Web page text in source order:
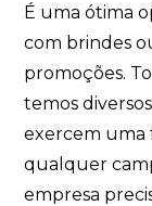
É uma ótima
com brindes
promoções.
temos diversos
exercem uma
qualquer
empresa